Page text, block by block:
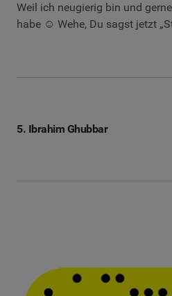
Weil ich neugierig bin und
habe ☺ Wehe, Du sagst jetzt
5. Ibrahim Ghubbar